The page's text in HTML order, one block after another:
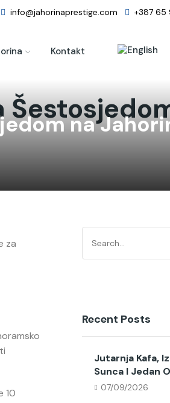
info@jahorinaprestige.com +387
Kontakt
na
za
10
Recent Posts
Jutarnja Kafa,
Sunca I Jedan
07/09/2026